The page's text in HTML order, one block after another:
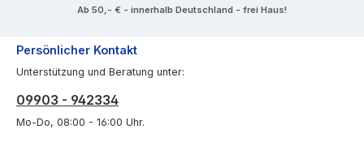
Ab 50,- € - innerhalb Deutschland - frei Haus!
Persönlicher Kontakt
Unterstützung und Beratung unter:
09903 - 942334
Mo-Do, 08:00 - 16:00 Uhr.